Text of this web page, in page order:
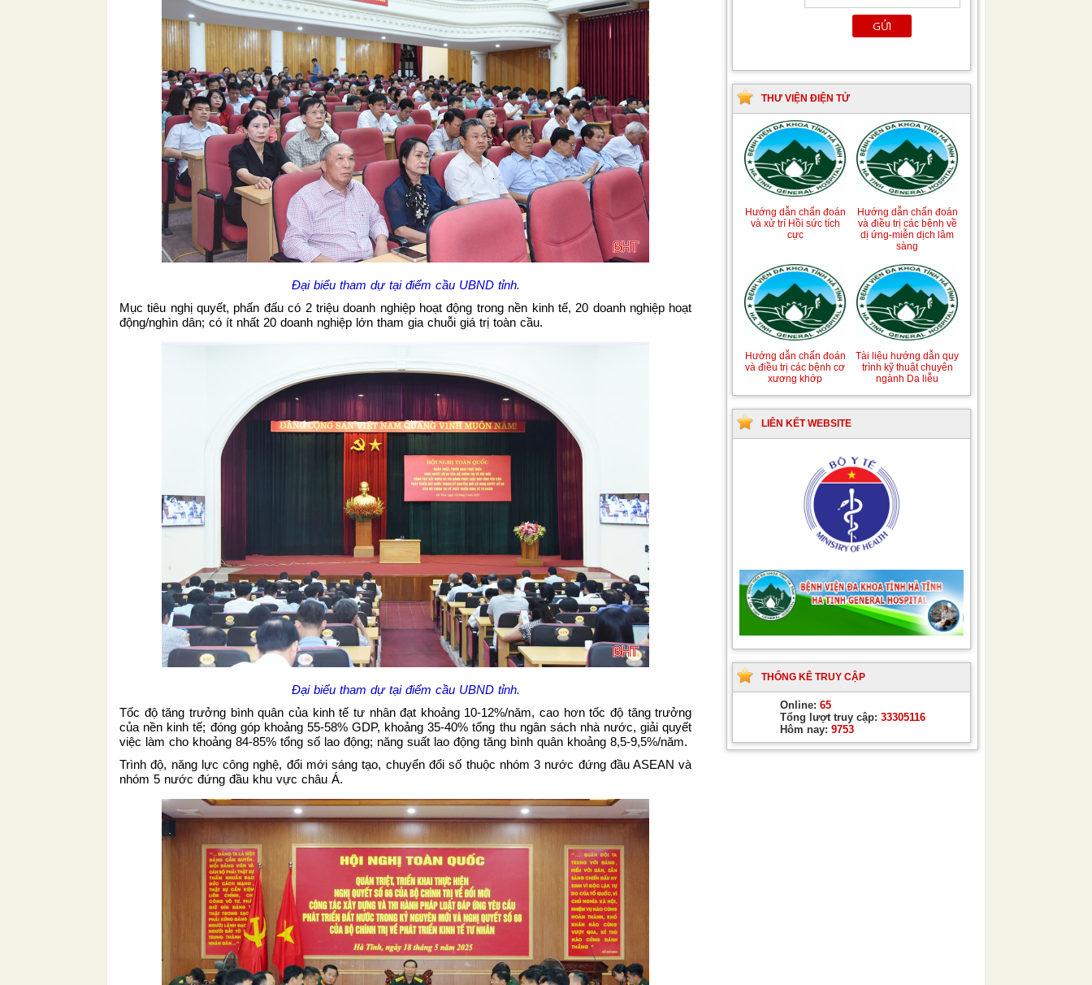
Đại biểu tham dự tại điểm cầu UBND tỉnh.
Mục tiêu nghị quyết, phấn đấu có 2 triệu doanh nghiệp hoạt động trong nền kinh tế, 20 doanh nghiệp hoạt
động/nghìn dân; có ít nhất 20 doanh nghiệp lớn tham gia chuỗi giá trị toàn cầu.
Đại biểu tham dự tại điểm cầu UBND tỉnh.
Tốc độ tăng trưởng bình quân của kinh tế tư nhân đạt khoảng 10-12%/năm, cao hơn tốc độ tăng trưởng
của nền kinh tế; đóng góp khoảng 55-58% GDP, khoảng 35-40% tổng thu ngân sách nhà nước, giải quyết
việc làm cho khoảng 84-85% tổng số lao động; năng suất lao động tăng bình quân khoảng 8,5-9,5%/năm.
Trình độ, năng lực công nghệ, đổi mới sáng tạo, chuyển đổi số thuộc nhóm 3 nước đứng đầu ASEAN và
nhóm 5 nước đứng đầu khu vực châu Á.
THƯ VIỆN ĐIỆN TỬ
Hướng dẫn chẩn đoán
và xử trí Hồi sức tích
cực
Hướng dẫn chẩn đoán
và điều trị các bệnh về
dị ứng-miễn dịch lâm
sàng
Hướng dẫn chẩn đoán
và điều trị các bệnh cơ
xương khớp
Tài liệu hướng dẫn quy
trình kỹ thuật chuyên
ngành Da liễu
LIÊN KẾT WEBSITE
THỐNG KÊ TRUY CẬP
Online: 65
Tổng lượt truy cập: 33305116
Hôm nay: 9753